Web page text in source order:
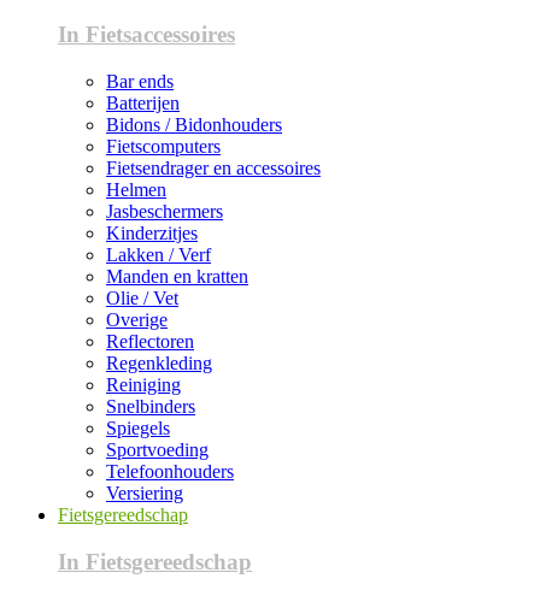
In Fietsaccessoires
Bar ends
Batterijen
Bidons / Bidonhouders
Fietscomputers
Fietsendrager en accessoires
Helmen
Jasbeschermers
Kinderzitjes
Lakken / Verf
Manden en kratten
Olie / Vet
Overige
Reflectoren
Regenkleding
Reiniging
Snelbinders
Spiegels
Sportvoeding
Telefoonhouders
Versiering
Fietsgereedschap
In Fietsgereedschap